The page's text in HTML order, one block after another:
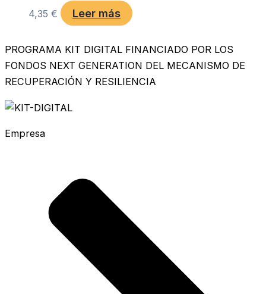
4,35 € Leer más
PROGRAMA KIT DIGITAL FINANCIADO POR LOS
FONDOS NEXT GENERATION DEL MECANISMO DE
RECUPERACIÓN Y RESILIENCIA
Empresa